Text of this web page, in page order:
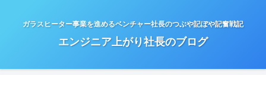
ガラスヒーター事業を進めるベンチャー社長のつぶや記ぼや記奮戦記
エンジニア上がり社長のブログ